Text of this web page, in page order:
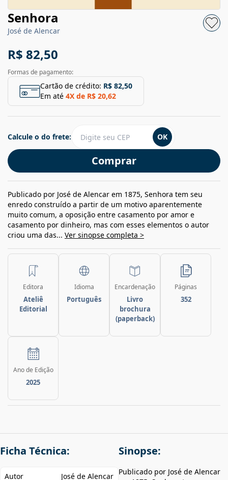
Senhora
José de Alencar
R$ 82,50
Formas de pagamento:
Cartão de crédito: R$ 82,50
Em até 4X de R$ 20,62
Comprar
Calcule o do frete: OK
Publicado por José de Alencar em 1875, Senhora tem seu
enredo construído a partir de um motivo aparentemente
muito comum, a oposição entre casamento por amor e
casamento por dinheiro, mas com esses elementos o autor
criou uma das... Ver sinopse completa >
Editora
Ateliê
Editorial
Idioma
Português
Encardenação
Livro
brochura
(paperback)
Páginas
352
Ano de Edição
2025
Ficha Técnica:
Autor José de Alencar
Sinopse:
Publicado por José de Alencar